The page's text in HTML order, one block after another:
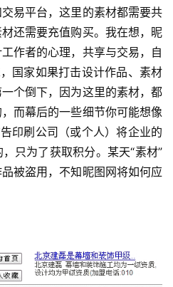
易平台，这里的素材都需要共
还需要充值购买。我在想，昵
作者的心理，共享与交易，自
国家如果打击设计作品、素材
个倒下，因为这里的素材，都
而幕后的一些细节你可能想像
印刷公司（或个人）将企业的
只为了获取积分。某天“素材”
被盗用，不知昵图网将如何应